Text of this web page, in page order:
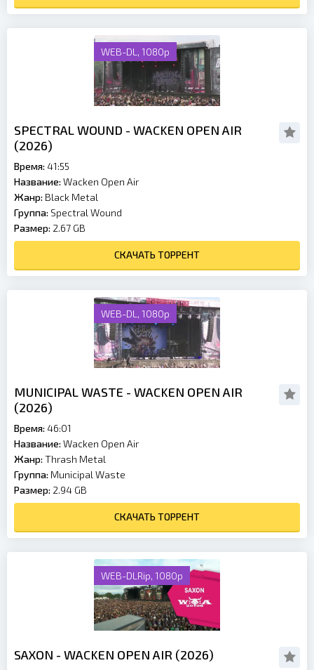
WEB-DL, 1080p
SPECTRAL WOUND - WACKEN OPEN AIR
(2026)
Время: 41:55
Название: Wacken Open Air
Жанр: Black Metal
Группа: Spectral Wound
Размер: 2.67 GB
СКАЧАТЬ ТОРРЕНТ
WEB-DL, 1080p
MUNICIPAL WASTE - WACKEN OPEN AIR
(2026)
Время: 46:01
Название: Wacken Open Air
Жанр: Thrash Metal
Группа: Municipal Waste
Размер: 2.94 GB
СКАЧАТЬ ТОРРЕНТ
WEB-DLRip, 1080p
SAXON - WACKEN OPEN AIR (2026)